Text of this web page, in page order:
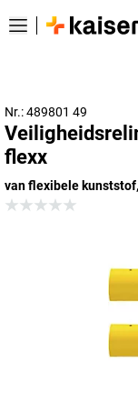
Nr.: 489801 49
flexx
van flexibele